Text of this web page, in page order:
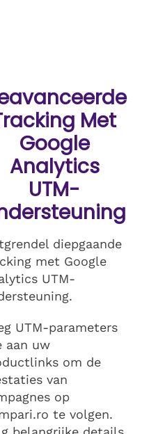
Met
Google
Analytics
UTM-
diepgaande
met Google
UTM-
UTM-parameters
aan uw
om de
van
op
te volgen.